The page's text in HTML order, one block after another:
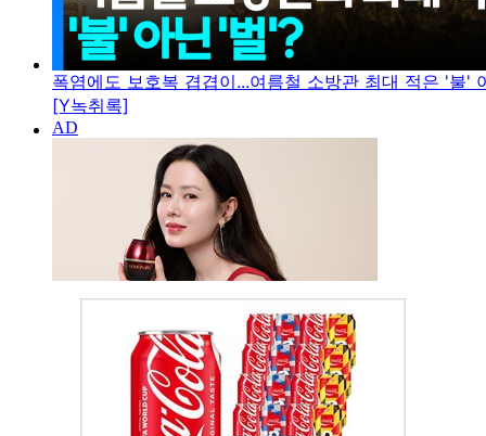
폭염에도 보호복 겹겹이...여름철 소방관 최대 적은 '불'
[Y녹취록]